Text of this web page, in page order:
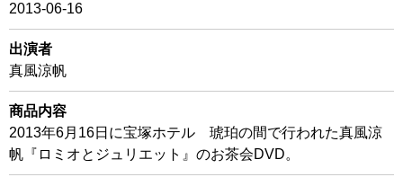
2013-06-16
出演者
真風涼帆
商品内容
2013年6月16日に宝塚ホテル 琥珀の間で行われた真風涼
帆『ロミオとジュリエット』のお茶会DVD。